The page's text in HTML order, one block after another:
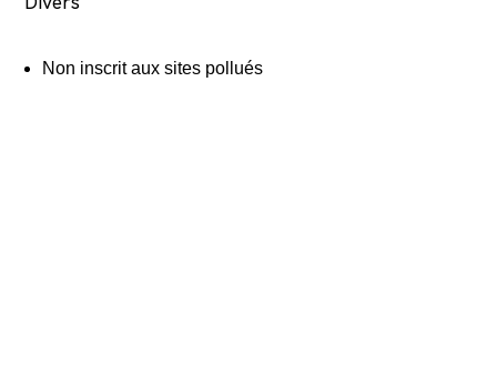
Non inscrit aux sites pollués